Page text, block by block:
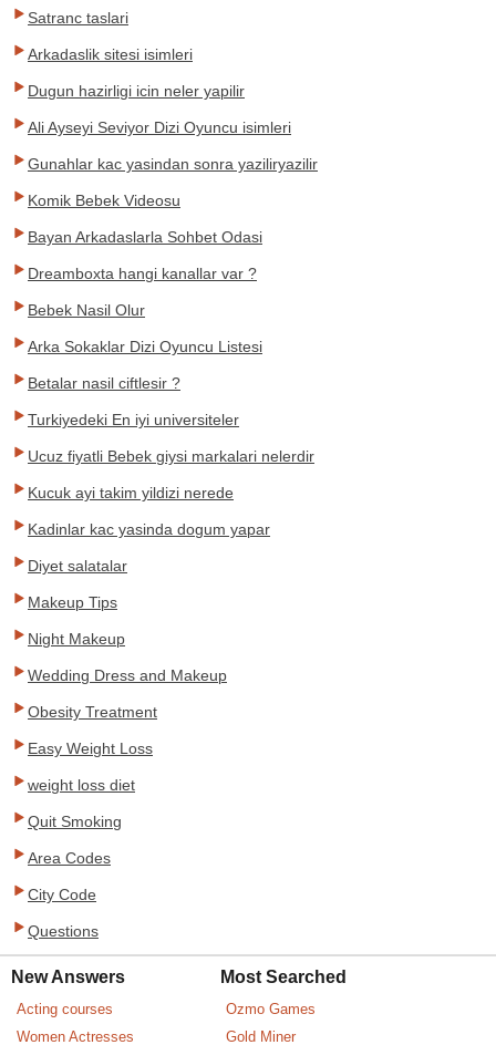
Satranc taslari
Arkadaslik sitesi isimleri
Dugun hazirligi icin neler yapilir
Ali Ayseyi Seviyor Dizi Oyuncu isimleri
Gunahlar kac yasindan sonra yaziliryazilir
Komik Bebek Videosu
Bayan Arkadaslarla Sohbet Odasi
Dreamboxta hangi kanallar var ?
Bebek Nasil Olur
Arka Sokaklar Dizi Oyuncu Listesi
Betalar nasil ciftlesir ?
Turkiyedeki En iyi universiteler
Ucuz fiyatli Bebek giysi markalari nelerdir
Kucuk ayi takim yildizi nerede
Kadinlar kac yasinda dogum yapar
Diyet salatalar
Makeup Tips
Night Makeup
Wedding Dress and Makeup
Obesity Treatment
Easy Weight Loss
weight loss diet
Quit Smoking
Area Codes
City Code
Questions
New Answers
Acting courses
Women Actresses
Most Searched
Ozmo Games
Gold Miner